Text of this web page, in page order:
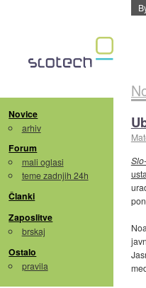
Novice
arhiv
Forum
mali oglasi
teme zadnjih 24h
Članki
Zaposlitve
brskaj
Ostalo
pravila